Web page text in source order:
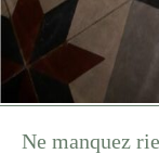
Ne manquez